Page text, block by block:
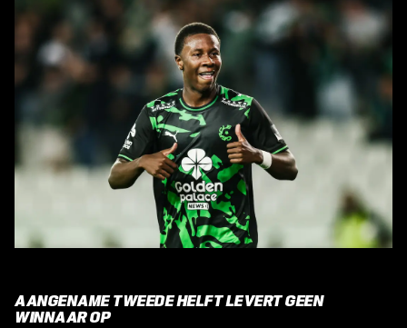
AANGENAME TWEEDE HELFT LEVERT GEEN
WINNAAR OP